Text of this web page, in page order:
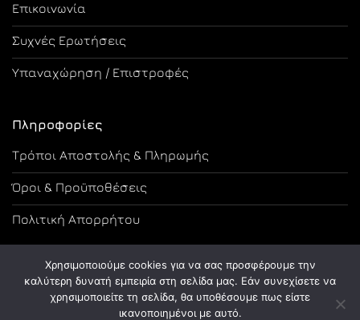
Επικοινωνία
Συχνές Ερωτήσεις
Υπαναχώρηση / Επιστροφές
Πληροφορίες
Τρόποι Αποστολής & Πληρωμής
Όροι & Προϋποθέσεις
Πολιτική Απορρήτου
Copyright 2026 © Designed and Developed by Tsama Graphics
Χρησιμοποιούμε cookies για να σας προσφέρουμε την
καλύτερη δυνατή εμπειρία στη σελίδα μας. Εάν συνεχίσετε να
χρησιμοποιείτε τη σελίδα, θα υποθέσουμε πως είστε
ικανοποιημένοι με αυτό.